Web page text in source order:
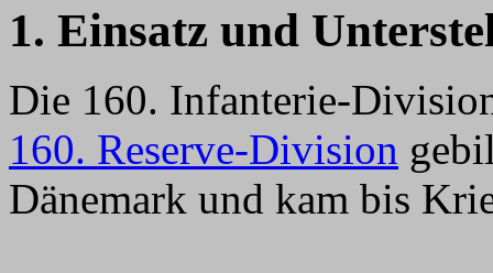
1. Einsatz und
Die 160. Infanterie-
160. Reserve-Division
Dänemark und kam bis